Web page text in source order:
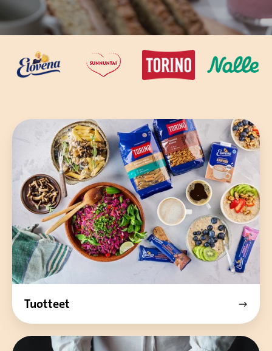
Tuotteet
Tuotteet
Horeca